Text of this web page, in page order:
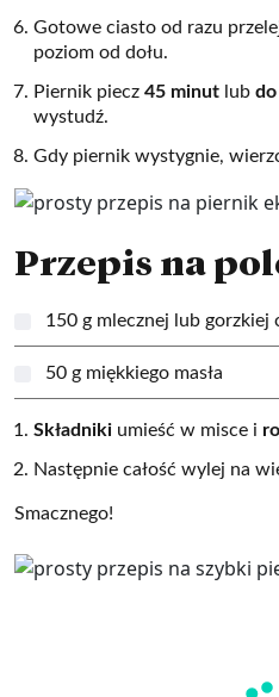
Gotowe ciasto od razu
poziom od dołu.
Piernik piecz 45 minut lub
wystudź.
Gdy piernik wystygnie,
Przepis na
150 g mlecznej lub gorzkiej
50 g miękkiego masła
Składniki umieść w misce i
Następnie całość wylej na
Smacznego!